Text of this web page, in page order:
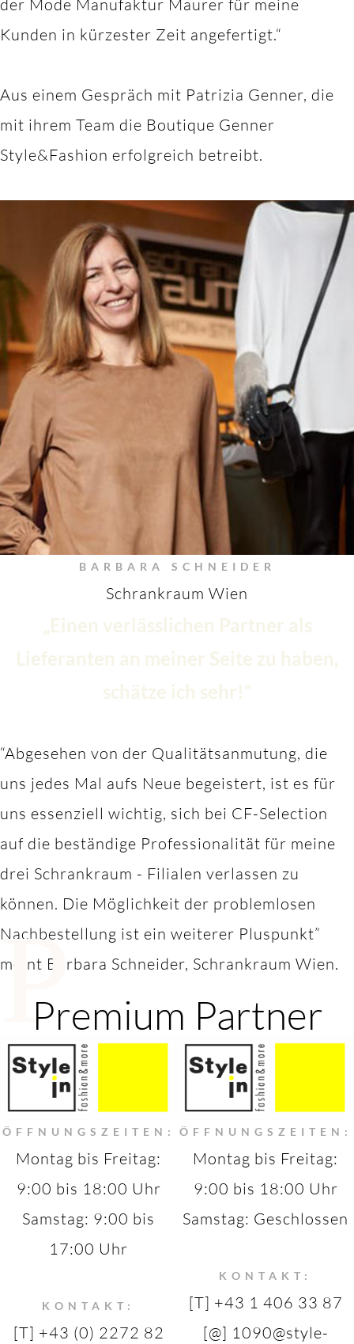
der Mode Manufaktur Maurer für meine
Kunden in kürzester Zeit angefertigt.“
Aus einem Gespräch mit Patrizia Genner, die
mit ihrem Team die Boutique Genner
Style&Fashion erfolgreich betreibt.
BARBARA SCHNEIDER
Schrankraum Wien
„Einen verlässlichen Partner als
Lieferanten an meiner Seite zu haben,
schätze ich sehr!“
“Abgesehen von der Qualitätsanmutung, die
uns jedes Mal aufs Neue begeistert, ist es für
uns essenziell wichtig, sich bei CF-Selection
auf die beständige Professionalität für meine
drei Schrankraum - Filialen verlassen zu
können. Die Möglichkeit der problemlosen
Nachbestellung ist ein weiterer Pluspunkt”
meint Barbara Schneider, Schrankraum Wien.
PPremium Partner
ÖFFNUNGSZEITEN:
Montag bis Freitag:
9:00 bis 18:00 Uhr
Samstag: 9:00 bis
17:00 Uhr
KONTAKT:
[T] +43 (0) 2272 82
ÖFFNUNGSZEITEN:
Montag bis Freitag:
9:00 bis 18:00 Uhr
Samstag: Geschlossen
KONTAKT:
[T] +43 1 406 33 87
[@] 1090@style-